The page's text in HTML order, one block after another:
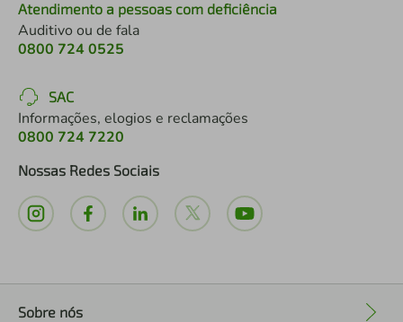
Atendimento a pessoas com deficiência
Auditivo ou de fala
0800 724 0525
SAC
Informações, elogios e reclamações
0800 724 7220
Nossas Redes Sociais
Sobre nós